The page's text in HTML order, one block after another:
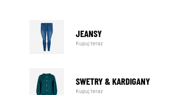
JEANSY
Kupuj teraz
SWETRY & KARDIGANY
Kupuj teraz